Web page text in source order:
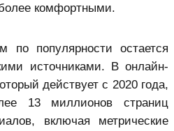
комфортными.
по популярности остается
источниками. В онлайн-
действует с 2020 года,
13 миллионов страниц
включая метрические